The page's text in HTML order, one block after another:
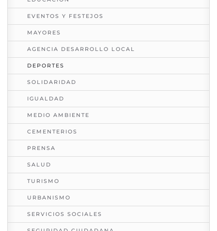
EVENTOS Y FESTEJOS
MAYORES
AGENCIA DESARROLLO LOCAL
DEPORTES
SOLIDARIDAD
IGUALDAD
MEDIO AMBIENTE
CEMENTERIOS
PRENSA
SALUD
TURISMO
URBANISMO
SERVICIOS SOCIALES